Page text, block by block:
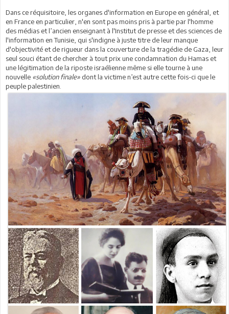
Dans ce réquisitoire, les organes d'information en Europe en général, et
en France en particulier, n'en sont pas moins pris à partie par l'homme
des médias et l’ancien enseignant à l'Institut de presse et des sciences de
l'information en Tunisie, qui s'indigne à juste titre de leur manque
d'objectivité et de rigueur dans la couverture de la tragédie de Gaza, leur
seul souci étant de chercher à tout prix une condamnation du Hamas et
une légitimation de la riposte israélienne même si elle tourne à une
nouvelle «solution finale» dont la victime n’est autre cette fois-ci que le
peuple palestinien.